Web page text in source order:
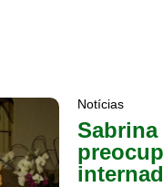
Notícias